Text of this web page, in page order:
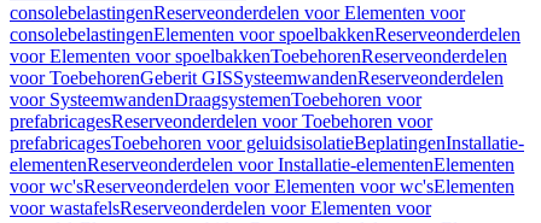
consolebelastingenReserveonderdelen voor Elementen voor
consolebelastingenElementen voor spoelbakkenReserveonderdelen
voor Elementen voor spoelbakkenToebehorenReserveonderdelen
voor ToebehorenGeberit GISSysteemwandenReserveonderdelen
voor SysteemwandenDraagsystemenToebehoren voor
prefabricagesReserveonderdelen voor Toebehoren voor
prefabricagesToebehoren voor geluidsisolatieBeplatingenInstallatie-
elementenReserveonderdelen voor Installatie-elementenElementen
voor wc'sReserveonderdelen voor Elementen voor wc'sElementen
voor wastafelsReserveonderdelen voor Elementen voor